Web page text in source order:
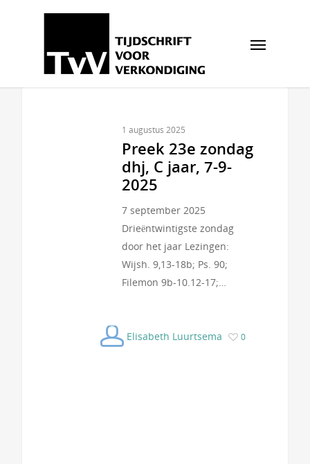
1 augustus 2025
Preek 23e zondag
dhj, C jaar, 7-9-
2025
7 september 2025
Drieëntwintigste zondag
door het jaar Lezingen:
Wijsh. 9,13-18b; Ps. 90;
Filemon 9b-10.12-17;…
Elisabeth Luurtsema 0